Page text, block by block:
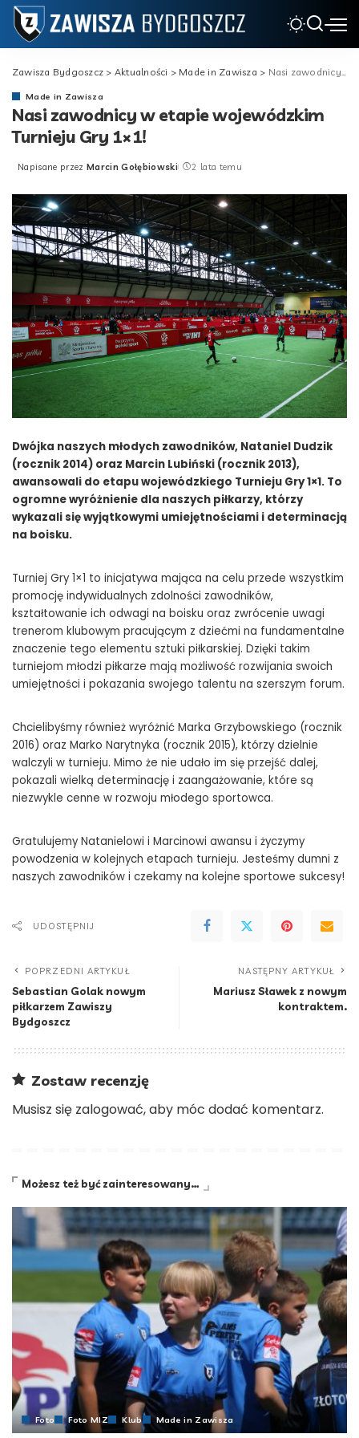
Zawisza Bydgoszcz > Aktualności > Made in Zawisza > Nasi zawodnicy w etapie wojewódzkim Turnieju Gry 1×1!
Made in Zawisza
Nasi zawodnicy w etapie wojewódzkim
Turnieju Gry 1×1!
Posted
Napisane przez Marcin Gołębiowski 2 lata temu
Dwójka naszych młodych zawodników, Nataniel Dudzik
(rocznik 2014) oraz Marcin Lubiński (rocznik 2013),
awansowali do etapu wojewódzkiego Turnieju Gry 1×1. To
ogromne wyróżnienie dla naszych piłkarzy, którzy
wykazali się wyjątkowymi umiejętnościami i determinacją
na boisku.
Turniej Gry 1×1 to inicjatywa mająca na celu przede wszystkim
promocję indywidualnych zdolności zawodników,
kształtowanie ich odwagi na boisku oraz zwrócenie uwagi
trenerom klubowym pracującym z dziećmi na fundamentalne
znaczenie tego elementu sztuki piłkarskiej. Dzięki takim
turniejom młodzi piłkarze mają możliwość rozwijania swoich
umiejętności i pokazania swojego talentu na szerszym forum.
Chcielibyśmy również wyróżnić Marka Grzybowskiego (rocznik
2016) oraz Marko Narytnyka (rocznik 2015), którzy dzielnie
walczyli w turnieju. Mimo że nie udało im się przejść dalej,
pokazali wielką determinację i zaangażowanie, które są
niezwykle cenne w rozwoju młodego sportowca.
Gratulujemy Natanielowi i Marcinowi awansu i życzymy
powodzenia w kolejnych etapach turnieju. Jesteśmy dumni z
naszych zawodników i czekamy na kolejne sportowe sukcesy!
UDOSTĘPNIJ
POPRZEDNI ARTYKUŁ
Sebastian Golak nowym
piłkarzem Zawiszy
Bydgoszcz
NASTĘPNY ARTYKUŁ
Mariusz Sławek z nowym
kontraktem.
Zostaw recenzję
Musisz się zalogować, aby móc dodać komentarz.
Możesz też być zainteresowany…
Foto Foto MIZ Klub Made in Zawisza